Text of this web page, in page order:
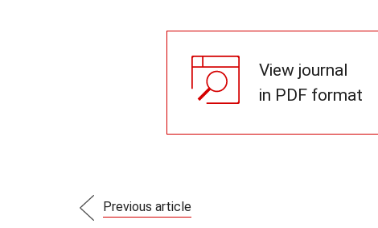
View journal
in PDF format
Previous article